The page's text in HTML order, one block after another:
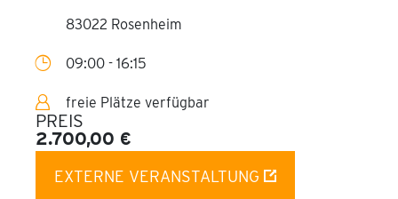
83022 Rosenheim
09:00 - 16:15
freie Plätze verfügbar
PREIS
2.700,00 €
EXTERNE VERANSTALTUNG